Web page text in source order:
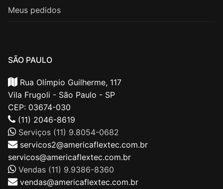
Meus pedidos
SÃO PAULO
Rua Olímpio Guilherme, 117
Vila Frugoli - São Paulo - SP
CEP: 03674-030
(11) 2046-8619
Serviços (11) 9.8054-0682
servicos2@americaflextec.com.br
servicos@americaflextec.com.br
Vendas (11) 9.9386-8360
vendas@americaflextec.com.br